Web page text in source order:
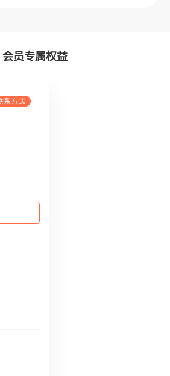
会员专属权益